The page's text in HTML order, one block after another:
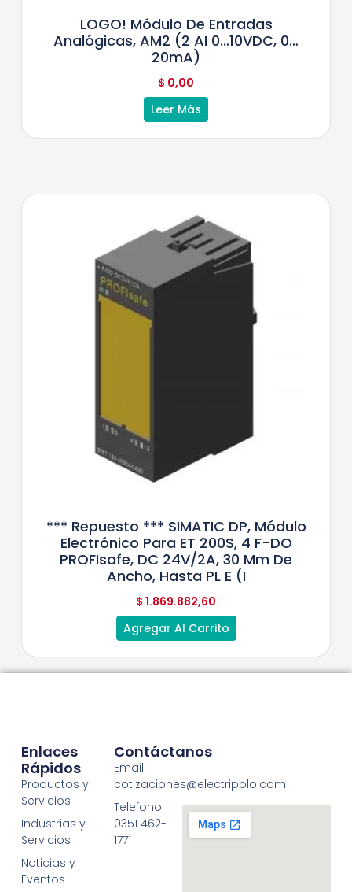
LOGO! Módulo De Entradas
Analógicas, AM2 (2 AI 0…10VDC, 0…
20mA)
$ 0,00
Leer Más
*** Repuesto *** SIMATIC DP, Módulo
Electrónico Para ET 200S, 4 F-DO
PROFIsafe, DC 24V/2A, 30 Mm De
Ancho, Hasta PL E (I
$ 1.869.882,60
Agregar Al Carrito
Enlaces
Rápidos
Productos y
Servicios
Industrias y
Servicios
Noticias y
Eventos
Contáctanos
Email:
cotizaciones@electripolo.com
Telefono:
0351 462-
1771